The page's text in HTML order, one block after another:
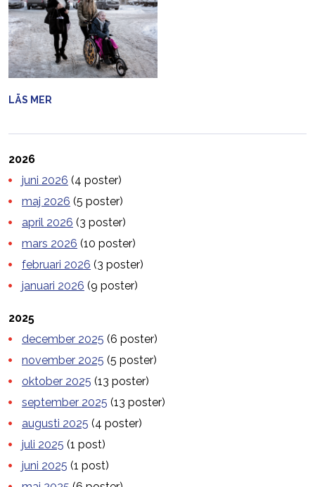
LÄS MER
2026
juni 2026 (4 poster)
maj 2026 (5 poster)
april 2026 (3 poster)
mars 2026 (10 poster)
februari 2026 (3 poster)
januari 2026 (9 poster)
2025
december 2025 (6 poster)
november 2025 (5 poster)
oktober 2025 (13 poster)
september 2025 (13 poster)
augusti 2025 (4 poster)
juli 2025 (1 post)
juni 2025 (1 post)